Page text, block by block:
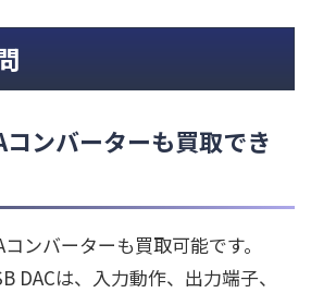
ンバーターも買取でき
ンバーターも買取可能です。
DACは、入力動作、出力端子、